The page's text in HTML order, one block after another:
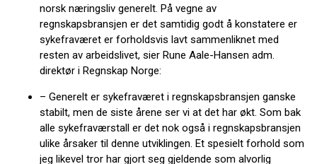
norsk næringsliv generelt. På vegne av
regnskapsbransjen er det samtidig godt å konstatere er
sykefraværet er forholdsvis lavt sammenliknet med
resten av arbeidslivet, sier Rune Aale-Hansen adm.
direktør i Regnskap Norge:
– Generelt er sykefraværet i regnskapsbransjen ganske
stabilt, men de siste årene ser vi at det har økt. Som bak
alle sykefraværstall er det nok også i regnskapsbransjen
ulike årsaker til denne utviklingen. Et spesielt forhold som
jeg likevel tror har gjort seg gjeldende som alvorlig